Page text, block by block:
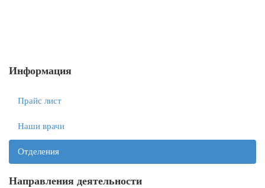
Информация
Прайс лист
Наши врачи
Отделения
Направления деятельности